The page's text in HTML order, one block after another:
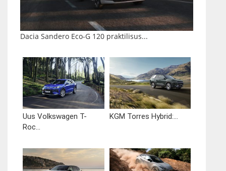
Dacia Sandero Eco-G 120 praktilisus...
Uus Volkswagen T-
Roc...
KGM Torres Hybrid:...